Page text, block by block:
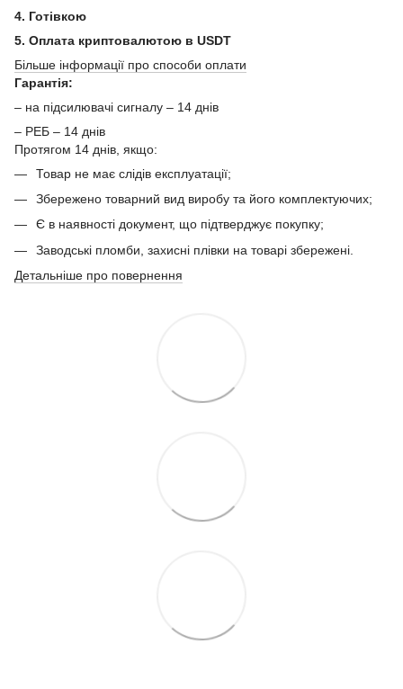
4. Готівкою
5. Оплата криптовалютою в USDT
Більше інформації про способи оплати
Гарантія:
– на підсилювачі сигналу – 14 днів
– РЕБ – 14 днів
Протягом 14 днів, якщо:
Товар не має слідів експлуатації;
Збережено товарний вид виробу та його комплектуючих;
Є в наявності документ, що підтверджує покупку;
Заводські пломби, захисні плівки на товарі збережені.
Детальніше про повернення